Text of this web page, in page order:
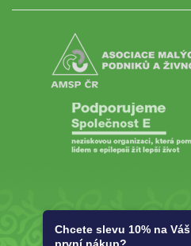
Chcete slevu 10% na Váš